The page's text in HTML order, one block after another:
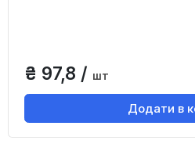
₴ 97,8 / шт
Додати в